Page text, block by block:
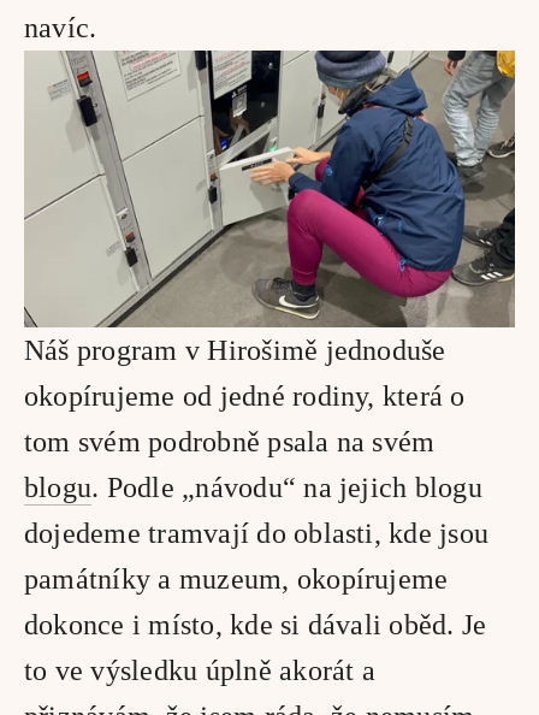
navíc.
Náš program v Hirošimě jednoduše
okopírujeme od jedné rodiny, která o
blogu. Podle „návodu“ na jejich blogu
dojedeme tramvají do oblasti, kde jsou
památníky a muzeum, okopírujeme
dokonce i místo, kde si dávali oběd. Je
to ve výsledku úplně akorát a